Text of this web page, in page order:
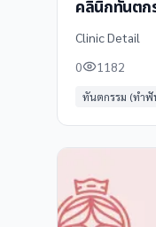
คลินิกทันตก
Clinic Detail
0
1182
ทันตกรรม (ทำ